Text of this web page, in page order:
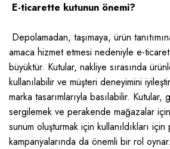
E-ticarette kutunun önemi?
Depolamadan, taşımaya, ürün
amaca hizmet etmesi nedeniyle e-
büyüktür. Kutular, nakliye sırasında
kullanılabilir ve müşteri deneyimini
marka tasarımlarıyla basılabilir. Kutular,
sergilemek ve perakende mağazalar
sunum oluşturmak için kullanıldıkları için
kampanyalarında da önemli bir rol